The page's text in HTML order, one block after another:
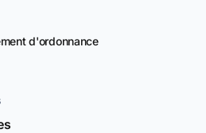
d'ordonnance